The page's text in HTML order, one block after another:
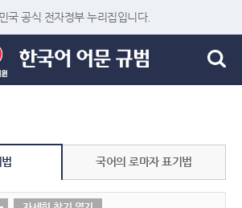
국 공식 전자정부 누리집입니다.
국어의 로마자 표기법